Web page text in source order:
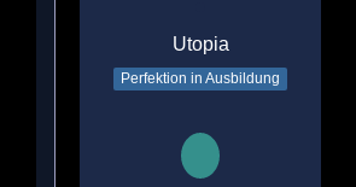
Utopia
Perfektion in Ausbildung